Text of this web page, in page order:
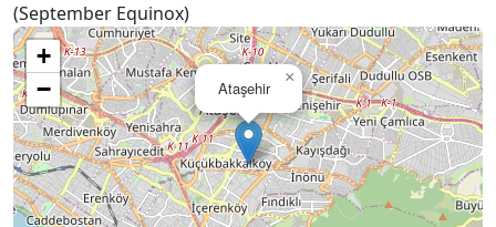
(September Equinox)
Ataşehir
×
+
−